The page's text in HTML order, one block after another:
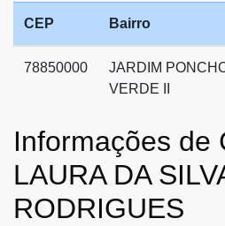
CEP Bairro
78850000
JARDIM
VERDE II
Informações de
LAURA DA
RODRIGUES